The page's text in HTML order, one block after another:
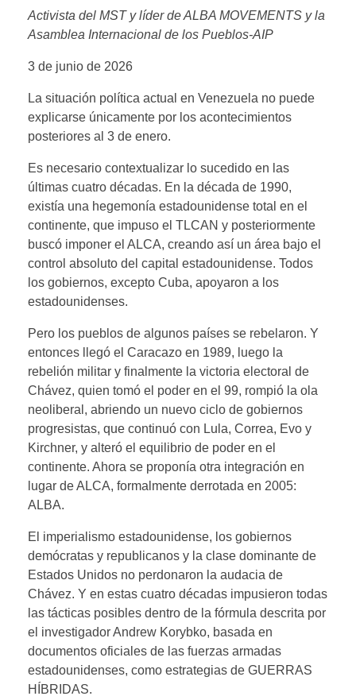
Activista del MST y líder de ALBA MOVEMENTS y ​​la
Asamblea Internacional de los Pueblos-AIP
3 de junio de 2026
La situación política actual en Venezuela no puede
explicarse únicamente por los acontecimientos
posteriores al 3 de enero.
Es necesario contextualizar lo sucedido en las
últimas cuatro décadas. En la década de 1990,
existía una hegemonía estadounidense total en el
continente, que impuso el TLCAN y posteriormente
buscó imponer el ALCA, creando así un área bajo el
control absoluto del capital estadounidense. Todos
los gobiernos, excepto Cuba, apoyaron a los
estadounidenses.
Pero los pueblos de algunos países se rebelaron. Y
entonces llegó el Caracazo en 1989, luego la
rebelión militar y finalmente la victoria electoral de
Chávez, quien tomó el poder en el 99, rompió la ola
neoliberal, abriendo un nuevo ciclo de gobiernos
progresistas, que continuó con Lula, Correa, Evo y
Kirchner, y alteró el equilibrio de poder en el
continente. Ahora se proponía otra integración en
lugar de ALCA, formalmente derrotada en 2005:
ALBA.
El imperialismo estadounidense, los gobiernos
demócratas y republicanos y la clase dominante de
Estados Unidos no perdonaron la audacia de
Chávez. Y en estas cuatro décadas impusieron todas
las tácticas posibles dentro de la fórmula descrita por
el investigador Andrew Korybko, basada en
documentos oficiales de las fuerzas armadas
estadounidenses, como estrategias de GUERRAS
HÍBRIDAS.